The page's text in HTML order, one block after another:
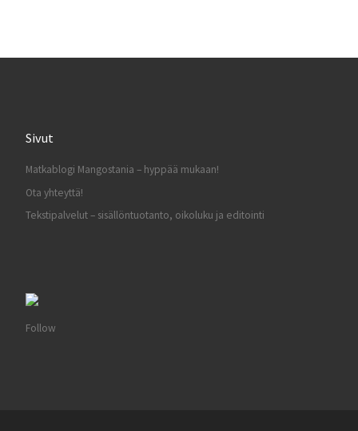
Sivut
Matkablogi Mangostania – hyppää mukaan!
Ota yhteyttä!
Tekstipalvelut – sisällöntuotanto, oikoluku ja editointi
Follow